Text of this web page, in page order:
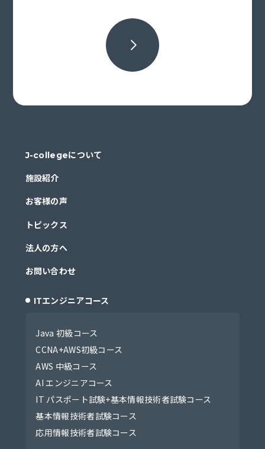
J-collegeについて
施設紹介
お客様の声
トピックス
法人の方へ
お問い合わせ
ITエンジニアコース
Java 初級コース
CCNA+AWS初級コース
AWS 中級コース
AI エンジニアコース
IT パスポート試験+基本情報技術者試験コース
基本情報技術者試験コース
応用情報技術者試験コース